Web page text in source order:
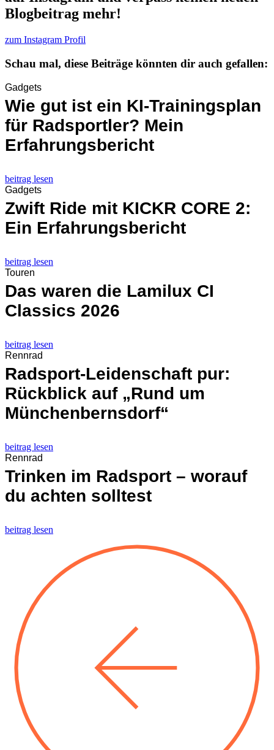
Blogbeitrag mehr!
zum Instagram Profil
Schau mal, diese Beiträge könnten dir auch gefallen:
Gadgets
Wie gut ist ein KI-Trainingsplan
für Radsportler? Mein
Erfahrungsbericht
beitrag lesen
Gadgets
Zwift Ride mit KICKR CORE 2:
Ein Erfahrungsbericht
beitrag lesen
Touren
Das waren die Lamilux CI
Classics 2026
beitrag lesen
Rennrad
Radsport-Leidenschaft pur:
Rückblick auf „Rund um
Münchenbernsdorf“
beitrag lesen
Rennrad
Trinken im Radsport – worauf
du achten solltest
beitrag lesen